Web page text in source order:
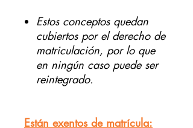
Estos conceptos quedan
cubiertos por el derecho de
matriculación, por lo que
en ningún caso puede ser
reintegrado.
Están exentos de matrícula: